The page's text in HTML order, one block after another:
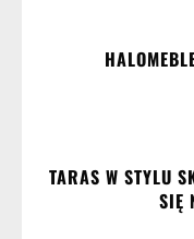
TARAS W STYLU
SIĘ